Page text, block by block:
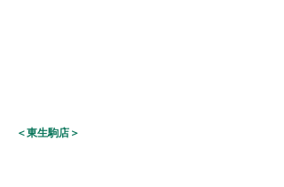
＜東生駒店＞